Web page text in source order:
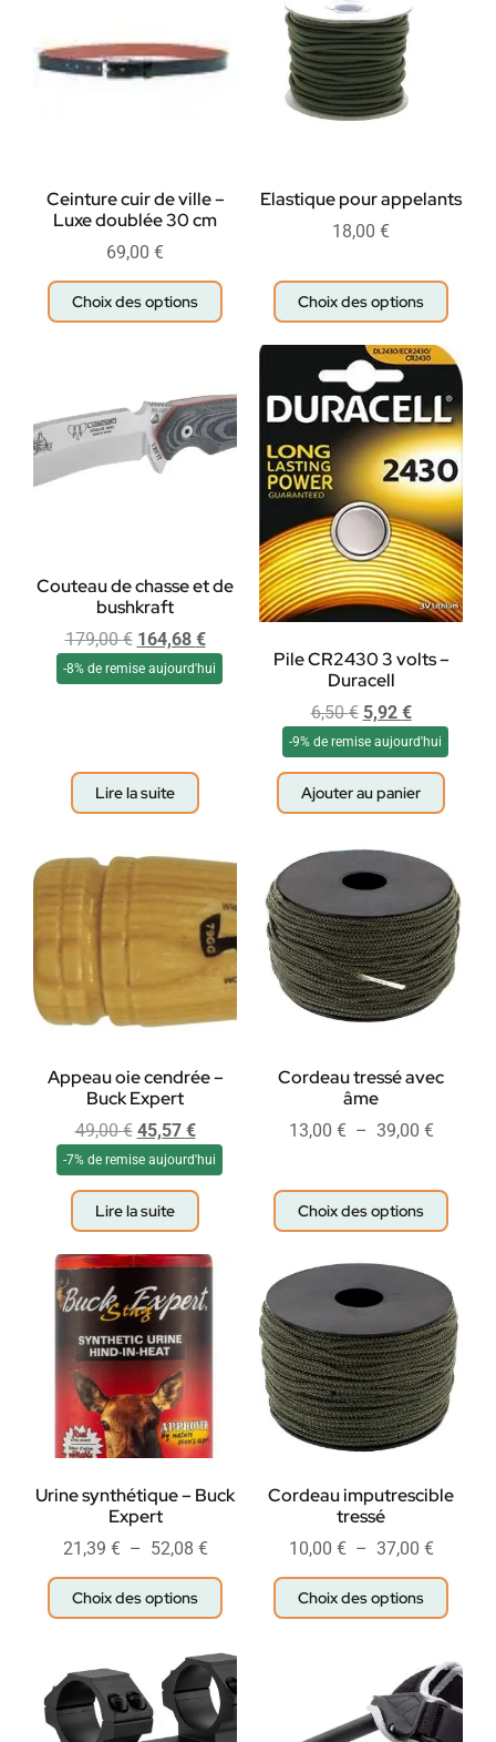
Ceinture cuir de ville –
Luxe doublée 30 cm
69,00 €
Choix des options
Elastique pour appelants
18,00 €
Choix des options
Couteau de chasse et de
bushkraft
179,00€ 164,68 €
-8% de remise aujourd'hui
Lire la suite
Pile CR2430 3 volts –
Duracell
6,50€ 5,92 €
-9% de remise aujourd'hui
Ajouter au panier
Appeau oie cendrée –
Buck Expert
49,00€ 45,57 €
-7% de remise aujourd'hui
Lire la suite
Cordeau tressé avec
âme
13,00 € – 39,00 €
Choix des options
Urine synthétique – Buck
Expert
21,39 € – 52,08 €
Choix des options
Cordeau imputrescible
tressé
10,00 € – 37,00 €
Choix des options